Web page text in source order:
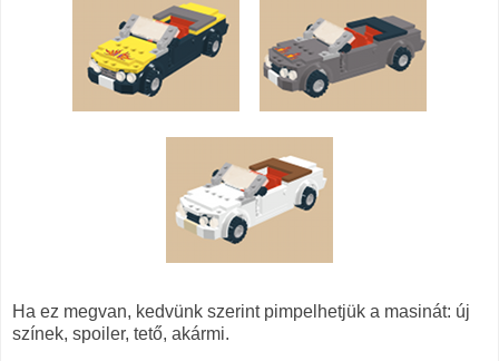
Ha ez megvan, kedvünk szerint pimpelhetjük a masinát: új
színek, spoiler, tető, akármi.